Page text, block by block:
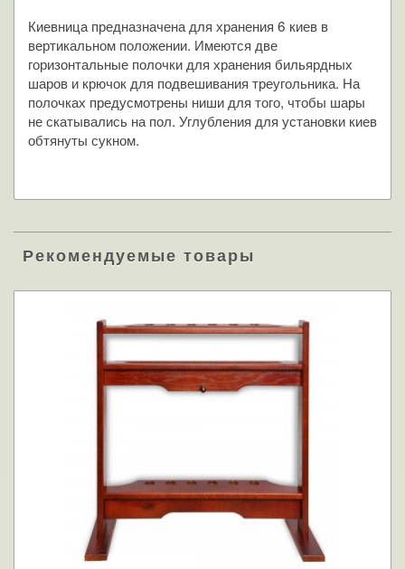
Киевница предназначена для хранения 6 киев в
вертикальном положении. Имеются две
горизонтальные полочки для хранения бильярдных
шаров и крючок для подвешивания треугольника. На
полочках предусмотрены ниши для того, чтобы шары
не скатывались на пол. Углубления для установки киев
обтянуты сукном.
Рекомендуемые товары